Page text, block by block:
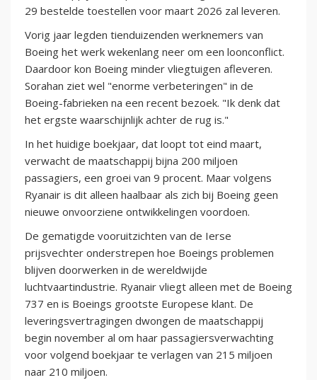
29 bestelde toestellen voor maart 2026 zal leveren.
Vorig jaar legden tienduizenden werknemers van
Boeing het werk wekenlang neer om een loonconflict.
Daardoor kon Boeing minder vliegtuigen afleveren.
Sorahan ziet wel "enorme verbeteringen" in de
Boeing-fabrieken na een recent bezoek. "Ik denk dat
het ergste waarschijnlijk achter de rug is."
In het huidige boekjaar, dat loopt tot eind maart,
verwacht de maatschappij bijna 200 miljoen
passagiers, een groei van 9 procent. Maar volgens
Ryanair is dit alleen haalbaar als zich bij Boeing geen
nieuwe onvoorziene ontwikkelingen voordoen.
De gematigde vooruitzichten van de Ierse
prijsvechter onderstrepen hoe Boeings problemen
blijven doorwerken in de wereldwijde
luchtvaartindustrie. Ryanair vliegt alleen met de Boeing
737 en is Boeings grootste Europese klant. De
leveringsvertragingen dwongen de maatschappij
begin november al om haar passagiersverwachting
voor volgend boekjaar te verlagen van 215 miljoen
naar 210 miljoen.